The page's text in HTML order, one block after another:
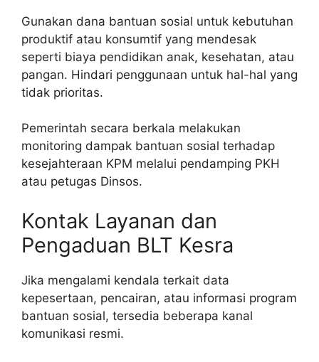
Gunakan dana bantuan sosial untuk kebutuhan
produktif atau konsumtif yang mendesak
seperti biaya pendidikan anak, kesehatan, atau
pangan. Hindari penggunaan untuk hal-hal yang
tidak prioritas.
Pemerintah secara berkala melakukan
monitoring dampak bantuan sosial terhadap
kesejahteraan KPM melalui pendamping PKH
atau petugas Dinsos.
Kontak Layanan dan
Pengaduan BLT Kesra
Jika mengalami kendala terkait data
kepesertaan, pencairan, atau informasi program
bantuan sosial, tersedia beberapa kanal
komunikasi resmi.